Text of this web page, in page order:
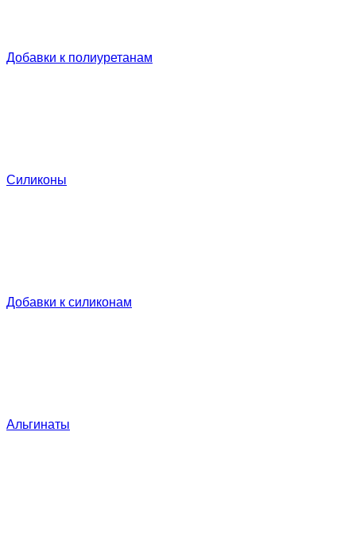
Добавки к полиуретанам
Силиконы
Добавки к силиконам
Альгинаты